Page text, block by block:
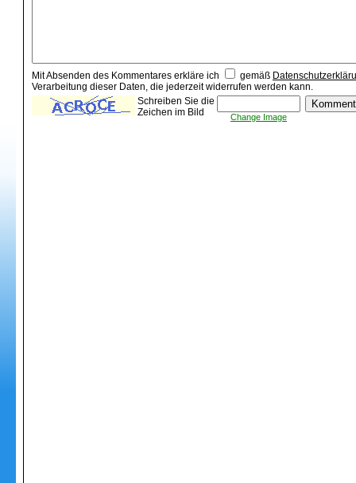
Mit Absenden des Kommentares erkläre ich gemäß
Verarbeitung dieser Daten, die jederzeit widerrufen werden kann.
Schreiben Sie die
Zeichen im Bild
Change Image